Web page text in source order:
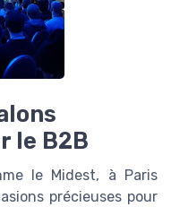
le B2B
le Midest, à Paris
précieuses pour